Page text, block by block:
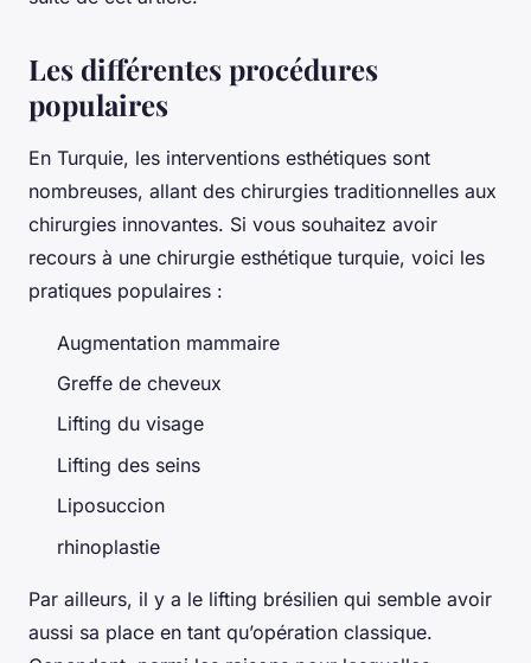
Les différentes procédures
populaires
En Turquie, les interventions esthétiques sont
nombreuses, allant des chirurgies traditionnelles aux
chirurgies innovantes. Si vous souhaitez avoir
recours à une chirurgie esthétique turquie, voici les
pratiques populaires :
Augmentation mammaire
Greffe de cheveux
Lifting du visage
Lifting des seins
Liposuccion
rhinoplastie
Par ailleurs, il y a le lifting brésilien qui semble avoir
aussi sa place en tant qu’opération classique.